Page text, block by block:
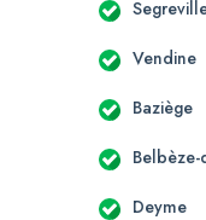
Vendine
Baziège
Belbèze-
Deyme